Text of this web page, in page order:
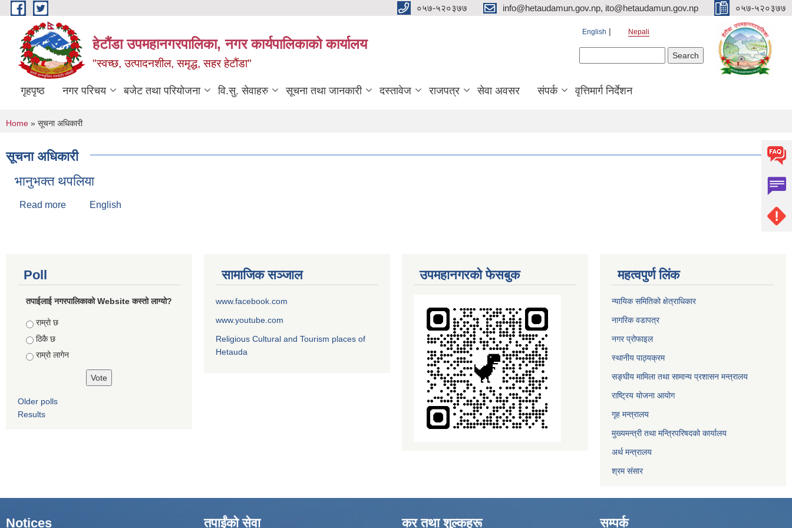
Skip to main content ०५७-५२०३७७ info@hetaudamun.gov.np, ito@hetaudamun.gov.np ०५७-५२०३७७
हेटौंडा उपमहानगरपालिका, नगर कार्यपालिकाको कार्यालय
"स्वच्छ, उत्पादनशील, समृद्ध, सहर हेटौंडा"
English Nepali
गृहपृष्ठ नगर परिचय बजेट तथा परियोजना वि.सु. सेवाहरु सूचना तथा जानकारी दस्तावेज राजपत्र सेवा अवसर संपर्क वृत्तिमार्ग निर्देशन
You are here
Home » सूचना अधिकारी
सूचना अधिकारी
भानुभक्त थपलिया
Read more about भानुभक्त थपलिया
English
Poll
तपाईलाई नगरपालिकाको Website कस्तो लाग्यो?
Choices
राम्रो छ
ठिकै छ
राम्रो लागेन
Older polls
Results
सामाजिक सञ्जाल
www.facebook.com
www.youtube.com
Religious Cultural and Tourism places of
Hetauda
उपमहानगरको फेसबुक महत्वपुर्ण लिंक
न्यायिक समितिको क्षेत्राधिकार
नागरिक वडापत्र
नगर प्रोफाइल
स्थानीय पाठ्यक्रम
सङ्घीय मामिला तथा सामान्य प्रशासन मन्त्रालय
राष्ट्रिय योजना आयोग
गृह मन्त्रालय
मुख्यमन्त्री तथा मन्त्रिपरिषदको कार्यालय
अर्थ मन्त्रालय
श्रम संसार
Notices तपाईंको सेवा कर तथा शुल्कहरू सम्पर्क